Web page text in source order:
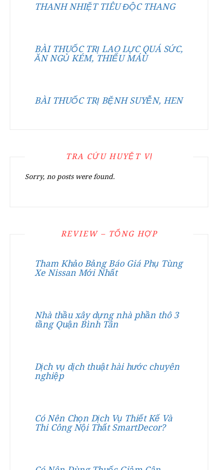
THANH NHIỆT TIÊU ĐỘC THANG
BÀI THUỐC TRỊ LAO LỰC QUÁ SỨC,
ĂN NGỦ KÉM, THIẾU MÁU
BÀI THUỐC TRỊ BỆNH SUYỄN, HEN
TRA CỨU HUYỆT VỊ
Sorry, no posts were found.
REVIEW – TỔNG HỢP
Tham Khảo Bảng Báo Giá Phụ Tùng
Xe Nissan Mới Nhất
Nhà thầu xây dựng nhà phần thô 3
tầng Quận Bình Tân
Dịch vụ dịch thuật hài hước chuyên
nghiệp
Có Nên Chọn Dịch Vụ Thiết Kế Và
Thi Công Nội Thất SmartDecor?